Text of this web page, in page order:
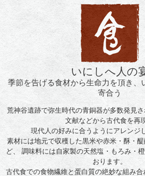
いにしへ人の
季節を告げる食材から生命力を頂き、
寄合う
荒神谷遺跡で弥生時代の青銅器が多数発見さ
文献などから古代食を再
現代人の好みに合うようにアレンジ
素材には地元で収穫した黒米や赤米・酥・
ど、
調味料には自家製の天然塩・もろみ・
おります。
古代食での食物繊維と蛋白質の絶妙な組み合